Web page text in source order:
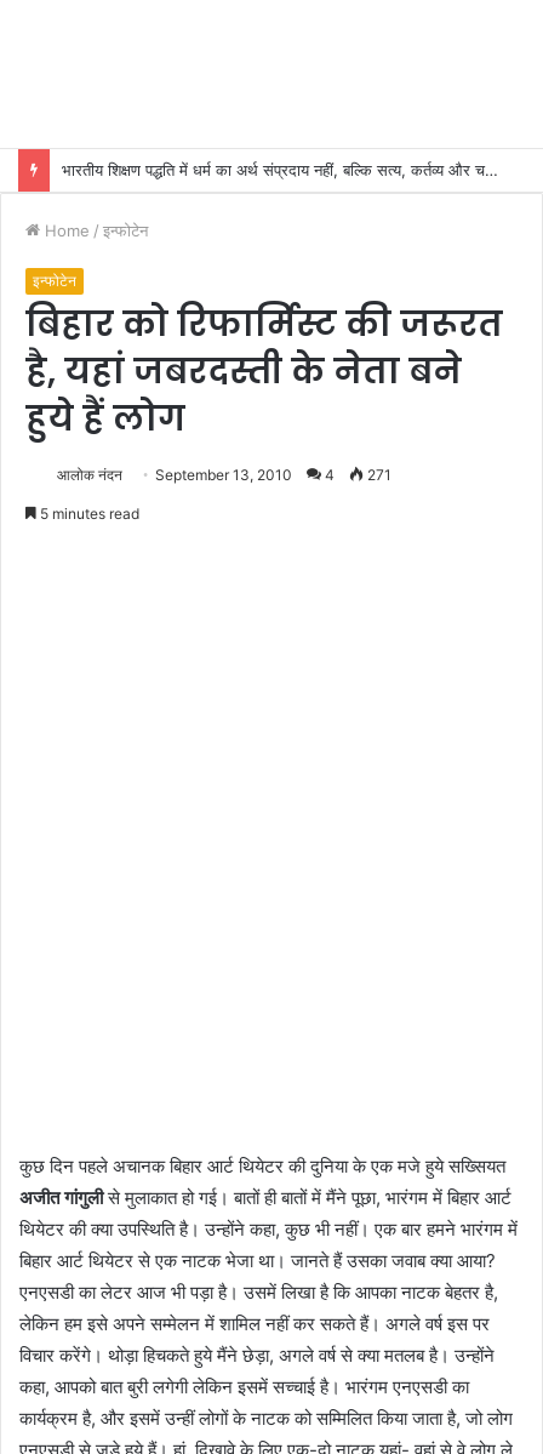
भारतीय शिक्षण पद्धति में धर्म का अर्थ संप्रदाय नहीं, बल्कि सत्य, कर्तव्य और चरित्र निर्माण है: विजय प्रकाश
Home / इन्फोटेन
इन्फोटेन
बिहार को रिफार्मिस्ट की जरूरत
है, यहां जबरदस्ती के नेता बने
हुये हैं लोग
आलोक नंदन September 13, 2010 4 271
5 minutes read
कुछ दिन पहले अचानक बिहार आर्ट थियेटर की दुनिया के एक मजे हुये सख्सियत
अजीत गांगुलीसे मुलाकात हो गई। बातों ही बातों में मैंने पूछा, भारंगम में बिहार आर्ट
थियेटर की क्या उपस्थिति है। उन्होंने कहा, कुछ भी नहीं। एक बार हमने भारंगम में
बिहार आर्ट थियेटर से एक नाटक भेजा था। जानते हैं उसका जवाब क्या आया?
एनएसडी का लेटर आज भी पड़ा है। उसमें लिखा है कि आपका नाटक बेहतर है,
लेकिन हम इसे अपने सम्मेलन में शामिल नहीं कर सकते हैं। अगले वर्ष इस पर
विचार करेंगे। थोड़ा हिचकते हुये मैंने छेड़ा, अगले वर्ष से क्या मतलब है। उन्होंने
कहा, आपको बात बुरी लगेगी लेकिन इसमें सच्चाई है। भारंगम एनएसडी का
कार्यक्रम है, और इसमें उन्हीं लोगों के नाटक को सम्मिलित किया जाता है, जो लोग